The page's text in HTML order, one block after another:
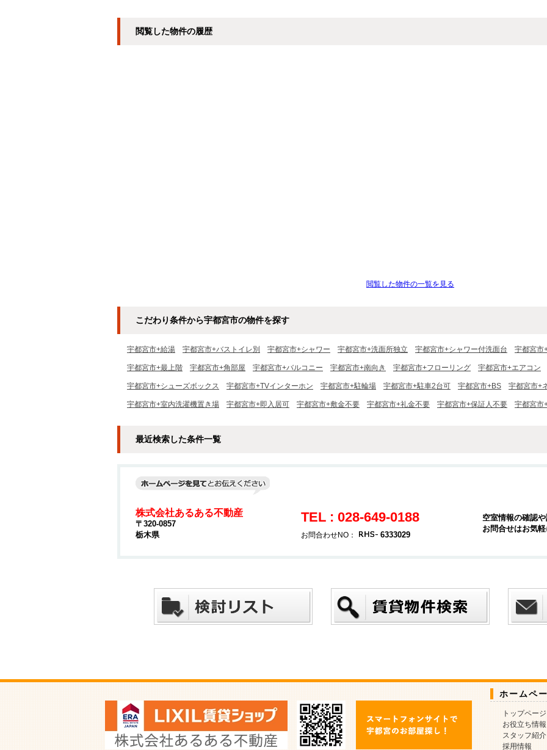
閲覧した物件の履歴
閲覧した物件の一覧を見る
こだわり条件から宇都宮市の物件を探す
宇都宮市+給湯 宇都宮市+バストイレ別 宇都宮市+シャワー 宇都宮市+洗面所独立 宇都宮市+シャワー付洗面台 宇都宮市
宇都宮市+最上階 宇都宮市+角部屋 宇都宮市+バルコニー 宇都宮市+南向き 宇都宮市+フローリング 宇都宮市+エアコン
宇都宮市+シューズボックス 宇都宮市+TVインターホン 宇都宮市+駐輪場 宇都宮市+駐車2台可 宇都宮市+BS 宇都宮市+
宇都宮市+室内洗濯機置き場 宇都宮市+即入居可 宇都宮市+敷金不要 宇都宮市+礼金不要 宇都宮市+保証人不要 宇都宮市
最近検索した条件一覧
株式会社あるある不動産
〒320-0857
栃木県
TEL : 028-649-0188
お問合わせNO： 6333029
空室情報の確認
お問合せはお気
ホームペ
トップページ
お役立ち情報
スタッフ紹介
採用情報